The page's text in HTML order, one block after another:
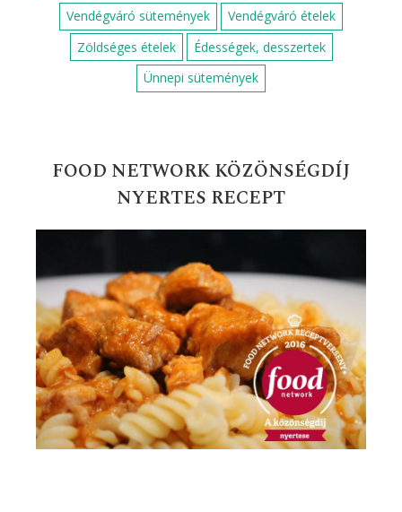
Vendégváró sütemények
Vendégváró ételek
Zöldséges ételek
Édességek, desszertek
Ünnepi sütemények
FOOD NETWORK KÖZÖNSÉGDÍJ
NYERTES RECEPT